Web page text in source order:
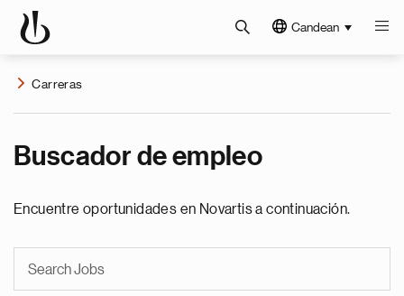
Candean
Carreras
Buscador de empleo
Encuentre oportunidades en Novartis a continuación.